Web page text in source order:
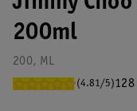
200ml
200, ML
(4.81/5)128